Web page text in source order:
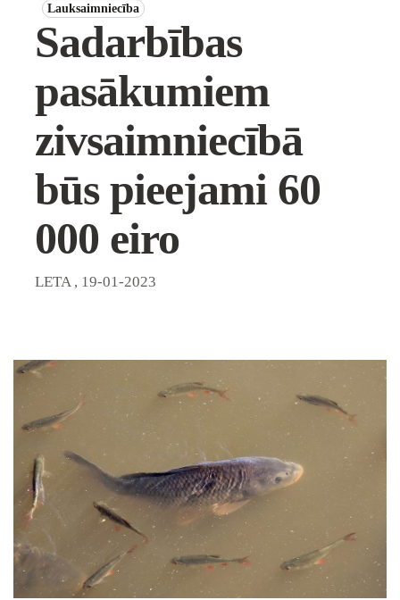
Lauksaimniecība
Sadarbības
pasākumiem
zivsaimniecībā
būs pieejami 60
000 eiro
LETA , 19-01-2023